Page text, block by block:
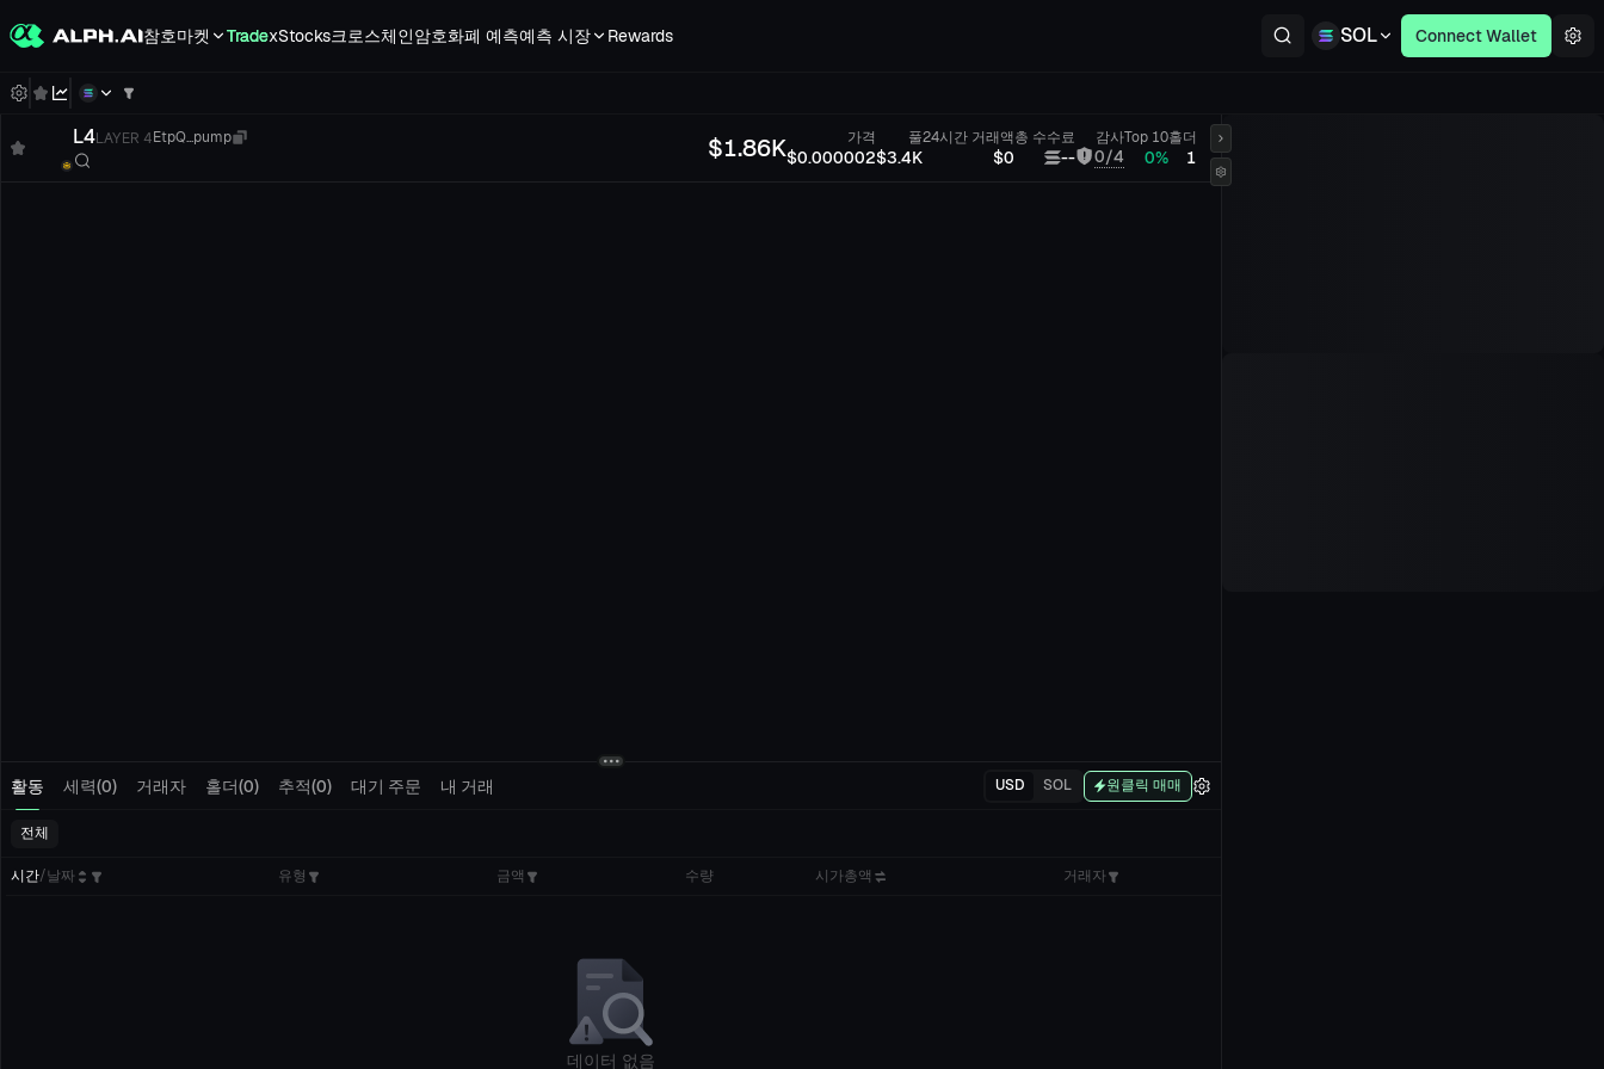
참호마켓 TradexStocks크로스체인암호화폐 예측예측 시장 Rewards SOL Connect Wallet
L4LAYER 4EtpQ...pump $1.86K 가격
$0.000002
풀
$3.4K
24시간 거래액
$0
총 수수료
--
감사
0/4
Top 10
0%
홀더
1
활동 세력(0) 거래자 홀더(0) 추적(0) 대기 주문 내 거래 USD SOL 원클릭 매매
전체
시간/날짜 유형 금액 수량 시가총액 거래자
데이터 없음